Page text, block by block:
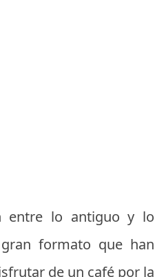
entre lo antiguo y lo
formato que han
de un café por la